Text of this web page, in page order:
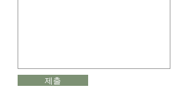
제출